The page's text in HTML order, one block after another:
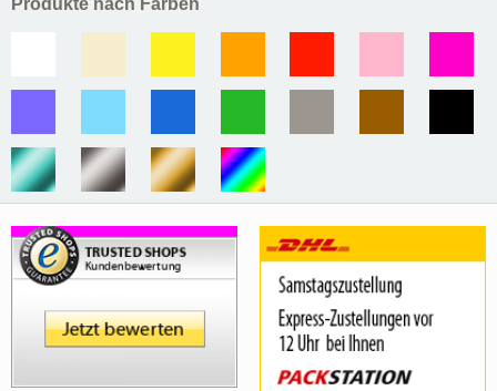
Produkte nach Farben